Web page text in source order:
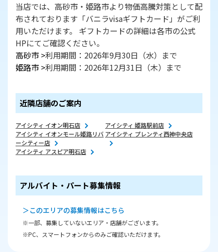
当店では、高砂市・姫路市より物価高騰対策として配
布されております「バニラvisaギフトカード」がご利
用いただけます。 ギフトカードの詳細は各市の公式
HPにてご確認ください。
高砂市 >利用期間：2026年9月30日（水）まで
姫路市 >利用期間：2026年12月31日（木）まで
近隣店舗のご案内
アイシティ イオン明石店
アイシティ 姫路駅前店
アイシティ イオンモール姫路リバ
ーシティー店
アイシティ プレンティ西神中央店
アイシティ アスピア明石店
アルバイト・パート募集情報
＞このエリアの募集情報はこちら
※一部、募集していないエリア・店舗がございます。
※PC、スマートフォンからのみご確認いただけます。